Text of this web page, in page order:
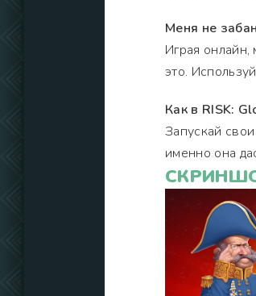
Меня не
Играя
это.
Как в RISK:
Запускай
именно она